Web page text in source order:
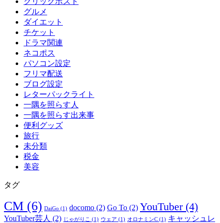
グルメ
ダイエット
チケット
ドラマ関連
ネコポス
パソコン設定
フリマ配送
ブログ設定
レターパックライト
一隅を照らす人
一隅を照らす出来事
便利グッズ
旅行
未分類
税金
美容
タグ
CM (6) DaiGo (1) docomo (2) Go To (2) YouTuber(4)
YouTuber芸人 (2) じゃがりこ (1) ウェア (1) オロナミンC (1) キャッシュレ